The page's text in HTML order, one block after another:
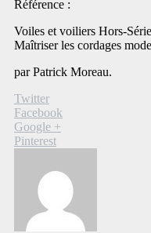
Référence :
Voiles et voiliers Hors-
Maîtriser les cordages
par Patrick Moreau.
Twitter
Facebook
Google +
Pinterest